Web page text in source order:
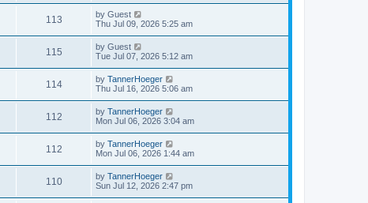
113 by Guest
Thu Jul 09, 2026 5:25 am
115 by Guest
Tue Jul 07, 2026 5:12 am
114 by TannerHoeger
Thu Jul 16, 2026 5:06 am
112 by TannerHoeger
Mon Jul 06, 2026 3:04 am
112 by TannerHoeger
Mon Jul 06, 2026 1:44 am
110 by TannerHoeger
Sun Jul 12, 2026 2:47 pm